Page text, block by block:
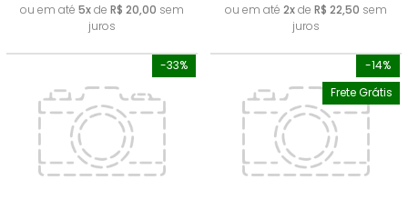
ou em até 5xde R$ 20,00 sem
juros
ou em até 2xde R$ 22,50 sem
juros
-33%
-14%
Frete Grátis